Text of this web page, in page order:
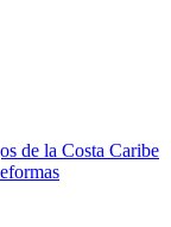
de la Costa Caribe